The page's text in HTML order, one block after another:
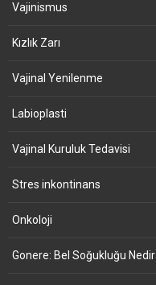
Vajinismus
Kızlık Zarı
Vajinal Yenilenme
Labioplasti
Vajinal Kuruluk Tedavisi
Stres inkontinans
Onkoloji
Gonere: Bel Soğukluğu Nedir